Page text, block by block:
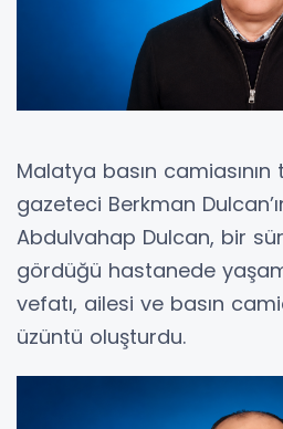
Malatya basın
gazeteci Berkman
Abdulvahap Dulcan, bir
gördüğü hastanede
vefatı, ailesi ve basın
üzüntü oluşturdu.